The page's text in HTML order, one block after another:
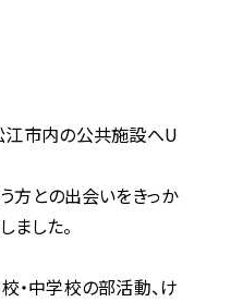
江市内の公共施設へU
方との出会いをきっか
ました。
・中学校の部活動、け